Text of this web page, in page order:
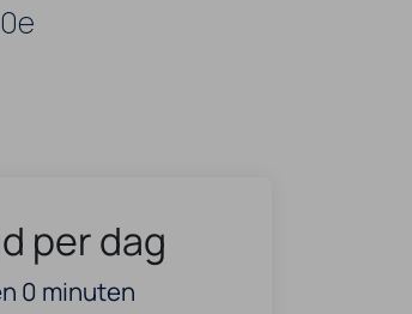
per dag
0 minuten